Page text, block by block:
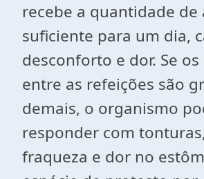
recebe a quantidade
suficiente para um dia,
desconforto e dor. Se
entre as refeições são
demais, o organismo
responder com
fraqueza e dor no